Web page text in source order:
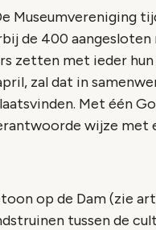
Museumvereniging
de 400
zetten met ieder
zal dat in
Met één
wijze met
op de Dam (zie
tussen de